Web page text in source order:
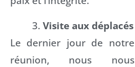
Visite aux déplacés
Le dernier jour de notre
réunion, nous nous